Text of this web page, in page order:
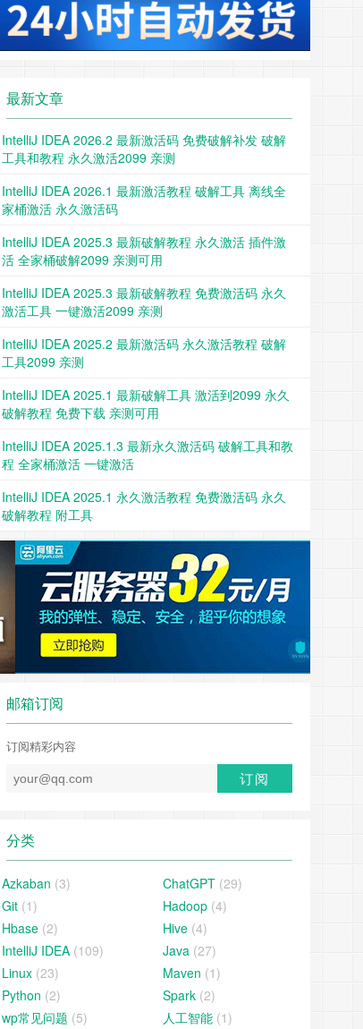
最新文章
IntelliJ IDEA 2026.2 最新激活码 免费破解补发 破解
工具和教程 永久激活2099 亲测
IntelliJ IDEA 2026.1 最新激活教程 破解工具 离线全
家桶激活 永久激活码
IntelliJ IDEA 2025.3 最新破解教程 永久激活 插件激
活 全家桶破解2099 亲测可用
IntelliJ IDEA 2025.3 最新破解教程 免费激活码 永久
激活工具 一键激活2099 亲测
IntelliJ IDEA 2025.2 最新激活码 永久激活教程 破解
工具2099 亲测
IntelliJ IDEA 2025.1 最新破解工具 激活到2099 永久
破解教程 免费下载 亲测可用
IntelliJ IDEA 2025.1.3 最新永久激活码 破解工具和教
程 全家桶激活 一键激活
IntelliJ IDEA 2025.1 永久激活教程 免费激活码 永久
破解教程 附工具
邮箱订阅
订阅精彩内容
分类
Azkaban (3) ChatGPT (29)
Git (1) Hadoop (4)
Hbase (2) Hive (4)
IntelliJ IDEA (109) Java (27)
Linux (23) Maven (1)
Python (2) Spark (2)
wp常见问题 (5) 人工智能 (1)